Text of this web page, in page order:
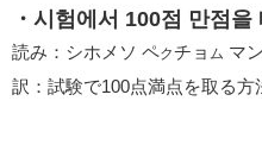
・시험에서 100점 만점을
読み：シホメソ ペクチョ ム マ
訳：試験で100点満点を取る方